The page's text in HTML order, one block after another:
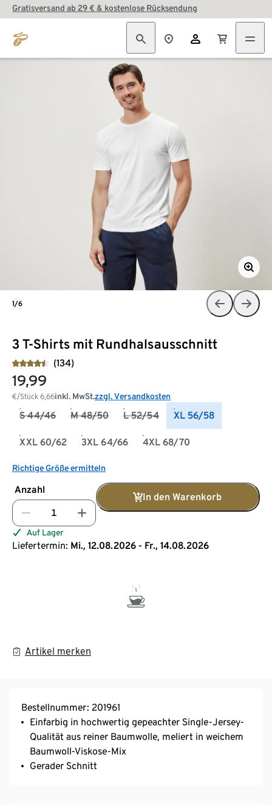
Gratisversand ab 29 € & kostenlose Rücksendung
3 T-Shirts mit Rundhalsausschnitt
(134)
19,99
€/Stück 6,66inkl. MwSt.zzgl. Versandkosten
S 44/46 M 48/50 L 52/54 XL 56/58
XXL 60/62 3XL 64/66 4XL 68/70
Richtige Größe ermitteln
Anzahl
In den Warenkorb
Auf Lager
Liefertermin: Mi., 12.08.2026 - Fr., 14.08.2026
Artikel merken
1/6
Bestellnummer: 201961
Einfarbig in hochwertig gepeachter Single-Jersey-
Qualität aus reiner Baumwolle, meliert in weichem
Baumwoll-Viskose-Mix
Gerader Schnitt